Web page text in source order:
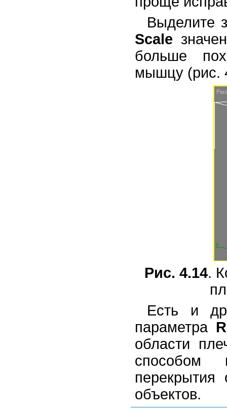
Выделите
Scale
больше
мышцу (рис.
Рис. 4.14.
Есть и
параметра
области
способом
перекрытия
объектов.